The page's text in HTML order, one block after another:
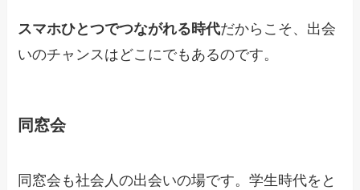
スマホひとつでつながれる時代だからこそ、出会
いのチャンスはどこにでもあるのです。
同窓会
同窓会も社会人の出会いの場です。学生時代をと